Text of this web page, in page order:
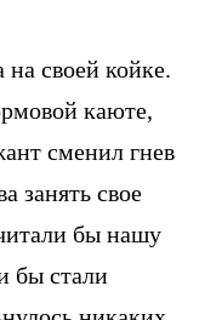
на своей койке.
каюте,
сменил гнев
занять свое
бы нашу
бы стали